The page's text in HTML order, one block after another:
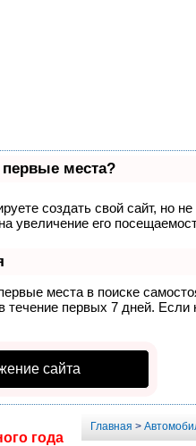
первые места?
создать свой сайт, но
увеличение его
места в поиске
течение первых 7 дней.
сайта
года
Главная >